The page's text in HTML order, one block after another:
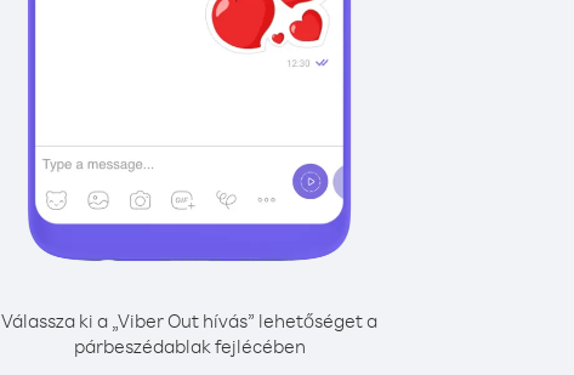
Válassza ki a „Viber Out hívás” lehetőséget a
párbeszédablak fejlécében